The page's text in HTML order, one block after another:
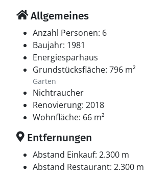
Allgemeines
Anzahl Personen: 6
Baujahr: 1981
Energiesparhaus
Grundstücksfläche: 796 m²
Garten
Nichtraucher
Renovierung: 2018
Wohnfläche: 66 m²
Entfernungen
Abstand Einkauf: 2.300 m
Abstand Restaurant: 2.300 m